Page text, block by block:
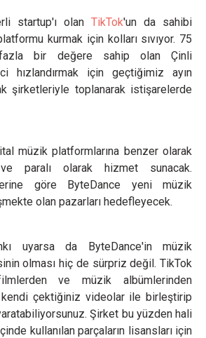
startup'ı olan TikTok'un da sahibi
kurmak için kolları sıvıyor. 75
bir değere sahip olan Çinli
hızlandırmak için geçtiğimiz ayın
şirketleriyle toplanarak istişarelerde
müzik platformlarına benzer olarak
ve paralı olarak hizmet sunacak.
göre ByteDance yeni müzik
olan pazarları hedefleyecek.
uyarsa da ByteDance'in müzik
olması hiç de sürpriz değil. TikTok
ve müzik albümlerinden
kendi çektiğiniz videolar ile birleştirip
Şirket bu yüzden hali
kullanılan parçaların lisansları için